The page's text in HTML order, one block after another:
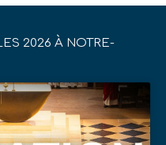
2026 À NOTRE-